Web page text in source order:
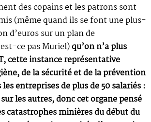
des copains et les patrons sont
(même quand ils se font une plus-
d’euros sur un plan de
ce pas Muriel)qu’on n’a plus
cette instance représentative
de la sécurité et de la prévention
entreprises de plus de 50 salariés :
les autres, donc cet organe pensé
catastrophes minières du début du